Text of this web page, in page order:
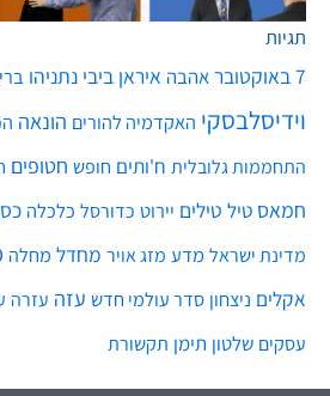
תגיות
7 באוקטובר אהבה איראן ביבי נתניהו
וידיסלבסקי האקדמיה להורים הונאה
התחממות גלובלית ח'ותים חופש חטופים
חמאס טיל טילים יירוט כדורסל כלכלה
מדינת ישראל מדע מזג אויר מחדל מחלה
אקלים ניצחון סדר עולמי חדש עזה עזרה
עסקים שלטון תימן תקשורת